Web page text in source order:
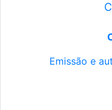
Emissão e